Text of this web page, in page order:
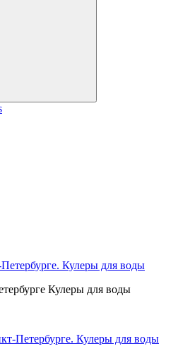
Кулеры для воды